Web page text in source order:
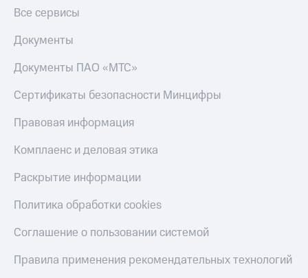
Все сервисы
Документы
Документы ПАО «МТС»
Сертификаты безопасности Минцифры
Правовая информация
Комплаенс и деловая этика
Раскрытие информации
Политика обработки cookies
Соглашение о пользовании системой
Правила применения рекомендательных технологий